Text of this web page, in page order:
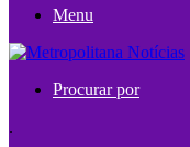
Menu
Procurar por
.